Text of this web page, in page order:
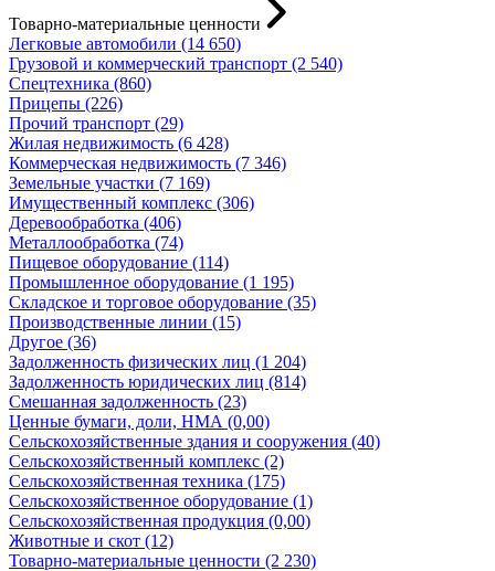
Товарно-материальные ценности
Легковые автомобили (14 650)
Грузовой и коммерческий транспорт (2 540)
Спецтехника (860)
Прицепы (226)
Прочий транспорт (29)
Жилая недвижимость (6 428)
Коммерческая недвижимость (7 346)
Земельные участки (7 169)
Имущественный комплекс (306)
Деревообработка (406)
Металлообработка (74)
Пищевое оборудование (114)
Промышленное оборудование (1 195)
Складское и торговое оборудование (35)
Производственные линии (15)
Другое (36)
Задолженность физических лиц (1 204)
Задолженность юридических лиц (814)
Смешанная задолженность (23)
Ценные бумаги, доли, НМА (0,00)
Сельскохозяйственные здания и сооружения (40)
Сельскохозяйственный комплекс (2)
Сельскохозяйственная техника (175)
Сельскохозяйственное оборудование (1)
Сельскохозяйственная продукция (0,00)
Животные и скот (12)
Товарно-материальные ценности (2 230)